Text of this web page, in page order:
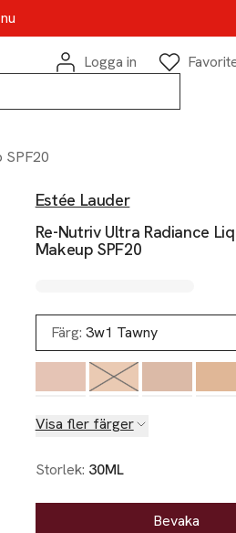
Logga in
SPF20
Estée Lauder
Re-Nutriv Ultra Radiance
Makeup SPF20
Färg: 3w1 Tawny
Visa fler färger
Storlek: 30ML
Bevaka